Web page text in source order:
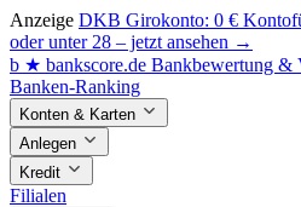
Anzeige DKB Girokonto: 0 €
oder unter 28 – jetzt ansehen →
b ★ bankscore.de Bankbewertung &
Banken-Ranking
Konten & Karten
Anlegen
Kredit
Filialen